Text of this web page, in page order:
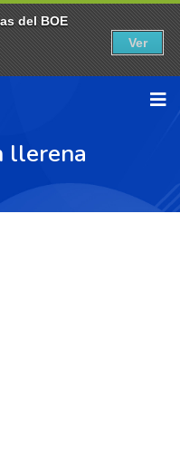
llerena
del BOE
Ver